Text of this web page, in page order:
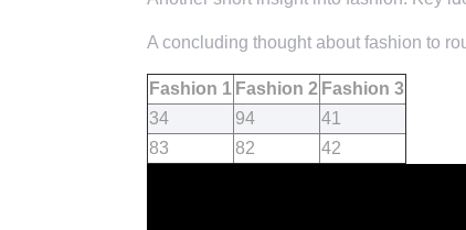
A concluding thought about fashion to
Fashion 1 Fashion 2 Fashion 3
34
94
41
83
82 42